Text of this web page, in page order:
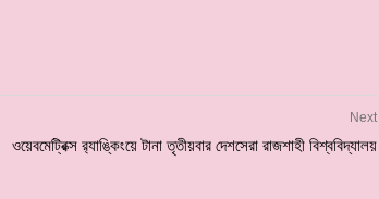
Next
ওয়েবমেট্রিক্স র‍্যাঙ্কিংয়ে টানা তৃতীয়বার দেশসেরা রাজশাহী বিশ্ববিদ্যালয়